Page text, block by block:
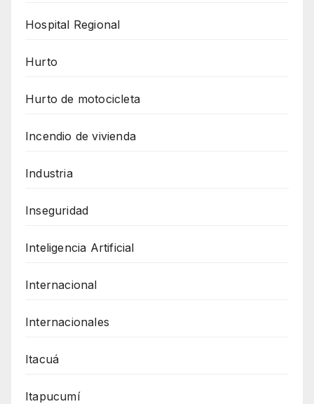
Hospital Regional
Hurto
Hurto de motocicleta
Incendio de vivienda
Industria
Inseguridad
Inteligencia Artificial
Internacional
Internacionales
Itacuá
Itapucumí